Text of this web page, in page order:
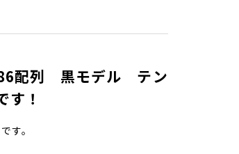
86配列 黒モデル テン
！
す。